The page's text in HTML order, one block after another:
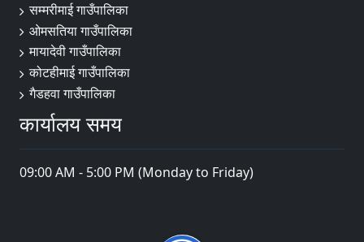
सम्मरीमाई गाउँपालिका
ओमसतिया गाउँपालिका
मायादेवी गाउँपालिका
कोटहीमाई गाउँपालिका
गैडहवा गाउँपालिका
कार्यालय समय
09:00 AM - 5:00 PM (Monday to Friday)